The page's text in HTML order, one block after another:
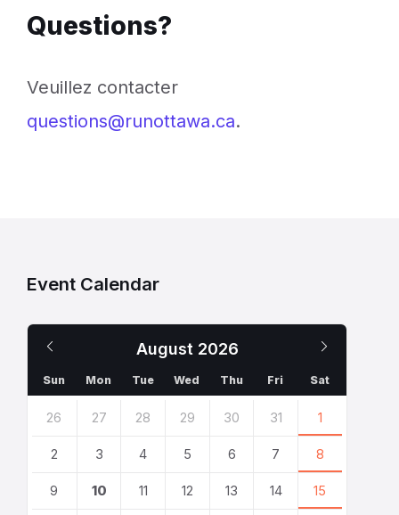
Questions?
Veuillez contacter
questions@runottawa.ca.
Event Calendar
August 2026
Month
Sun Mon Tue Wed Thu Fri Sat
calendar
26 27 28 29 30 31 1
2 3 4 5 6 7 8
9 10 11 12 13 14 15